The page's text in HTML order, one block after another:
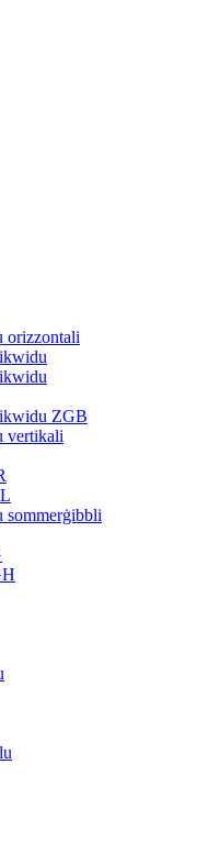
orizzontali
ZGB
vertikali
sommerġibbli